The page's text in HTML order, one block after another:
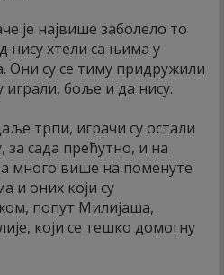
је највише заболело то
хтели са њима у
Они су се тиму придружили
играли, боље и да нису.
трпи, играчи су остали
сада прећутно, и на
много више на поменуте
и оних који су
попут Милијаша,
који се тешко домогну